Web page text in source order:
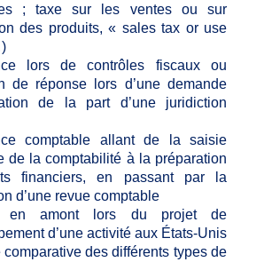
; taxe sur les ventes ou sur
des produits, « sales tax or use
lors de contrôles fiscaux ou
de réponse lors d’une demande
de la part d’une juridiction
comptable allant de la saisie
de la comptabilité à la préparation
financiers, en passant par la
d’une revue comptable
en amont lors du projet de
d’une activité aux États-Unis
comparative des différents types de